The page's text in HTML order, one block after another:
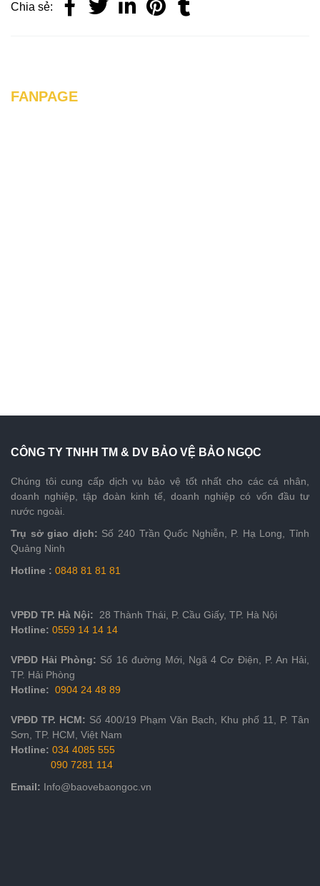
Chia sẻ:
FANPAGE
CÔNG TY TNHH TM & DV BẢO VỆ BẢO NGỌC
Chúng tôi cung cấp dịch vụ bảo vệ tốt nhất cho các cá nhân,
doanh nghiệp, tập đoàn kinh tế, doanh nghiệp có vốn đầu tư
nước ngoài.
Trụ sở giao dịch: Số 240 Trần Quốc Nghiễn, P. Hạ Long, Tỉnh
Quảng Ninh
Hotline : 0848 81 81 81
VPĐD TP. Hà Nội:
28 Thành Thái, P. Cầu Giấy, TP. Hà Nội
Hotline: 0559 14 14 14
VPĐD Hải Phòng: Số 16 đường Mới, Ngã 4 Cơ Điện, P. An Hải,
TP. Hải Phòng
Hotline: 0904 24 48 89
VPĐD TP. HCM: Số 400/19 Phạm Văn Bạch, Khu phố 11, P. Tân
Sơn, TP. HCM, Việt Nam
Hotline: 034 4085 555
090 7281 114
Email: Info@baovebaongoc.vn